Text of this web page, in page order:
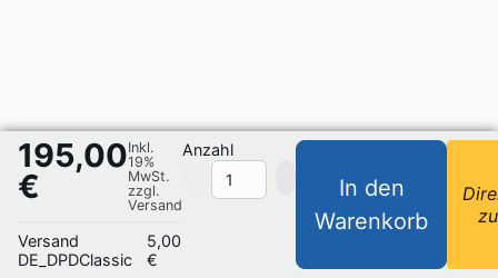
195,00
€
Inkl.
19%
MwSt.
zzgl.
Versand
Versand
DE_DPDClassic
5,00
€
Anzahl
In den
Warenkorb
zu